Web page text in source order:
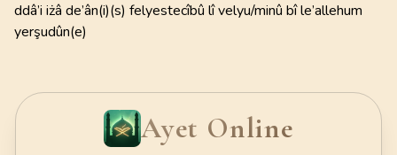
ddâ’i iżâ de’ân(i)(s) felyestecîbû lî velyu/minû bî le’allehum
yerşudûn(e)
Ayet Online